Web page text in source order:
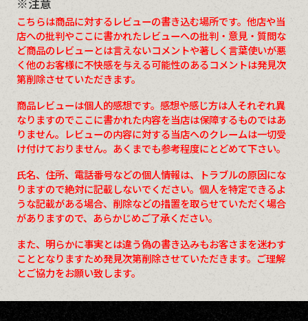
こちらは商品に対するレビューの書き込む場所です。他店や当
店への批判やここに書かれたレビューへの批判・意見・質問な
ど商品のレビューとは言えないコメントや著しく言葉使いが悪
く他のお客様に不快感を与える可能性のあるコメントは発見次
第削除させていただきます。
商品レビューは個人的感想です。感想や感じ方は人それぞれ異
なりますのでここに書かれた内容を当店は保障するものではあ
りません。レビューの内容に対する当店へのクレームは一切受
け付けておりません。あくまでも参考程度にとどめて下さい。
氏名、住所、電話番号などの個人情報は、トラブルの原因にな
りますので絶対に記載しないでください。個人を特定できるよ
うな記載がある場合、削除などの措置を取らせていただく場合
がありますので、あらかじめご了承ください。
また、明らかに事実とは違う偽の書き込みもお客さまを迷わす
こととなりますため発見次第削除させていただきます。ご理解
とご協力をお願い致します。